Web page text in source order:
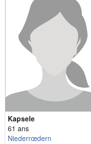
Kapsele
61 ans
Niederrœdern